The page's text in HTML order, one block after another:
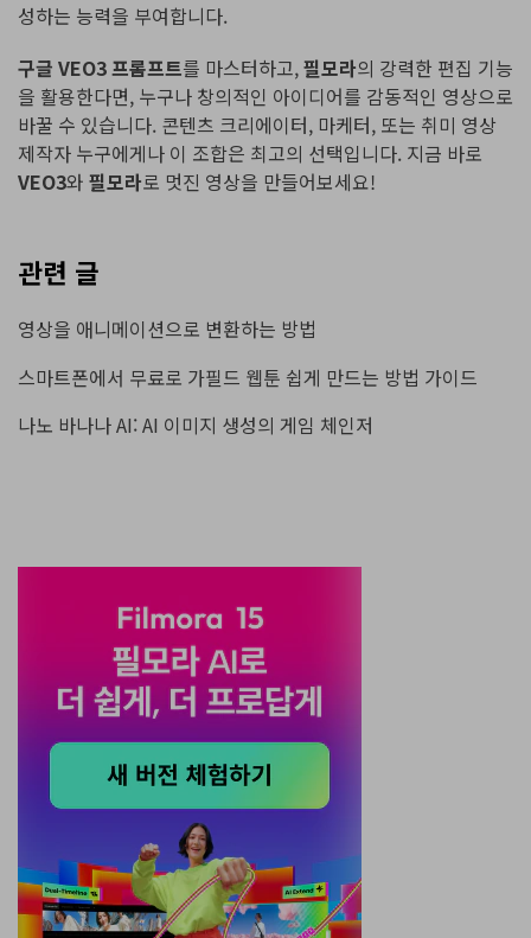
성하는 능력을 부여합니다.
구글 VEO3 프롬프트를 마스터하고,필모라의 강력한 편집 기능
을 활용한다면, 누구나 창의적인 아이디어를 감동적인 영상으로
바꿀 수 있습니다. 콘텐츠 크리에이터, 마케터, 또는 취미 영상
제작자 누구에게나 이 조합은 최고의 선택입니다. 지금 바로
VEO3와 필모라로 멋진 영상을 만들어보세요!
관련 글
영상을 애니메이션으로 변환하는 방법
스마트폰에서 무료로 가필드 웹툰 쉽게 만드는 방법 가이드
나노 바나나 AI: AI 이미지 생성의 게임 체인저